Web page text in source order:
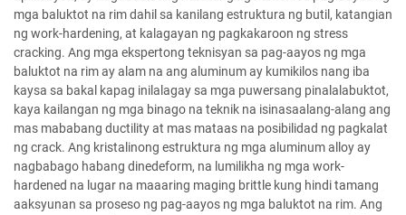
mga baluktot na rim dahil sa kanilang estruktura ng butil, katangian
ng work-hardening, at kalagayan ng pagkakaroon ng stress
cracking. Ang mga ekspertong teknisyan sa pag-aayos ng mga
baluktot na rim ay alam na ang aluminum ay kumikilos nang iba
kaysa sa bakal kapag inilalagay sa mga puwersang pinalalabuktot,
kaya kailangan ng mga binago na teknik na isinasaalang-alang ang
mas mababang ductility at mas mataas na posibilidad ng pagkalat
ng crack. Ang kristalinong estruktura ng mga aluminum alloy ay
nagbabago habang dinedeform, na lumilikha ng mga work-
hardened na lugar na maaaring maging brittle kung hindi tamang
aaksyunan sa proseso ng pag-aayos ng mga baluktot na rim. Ang